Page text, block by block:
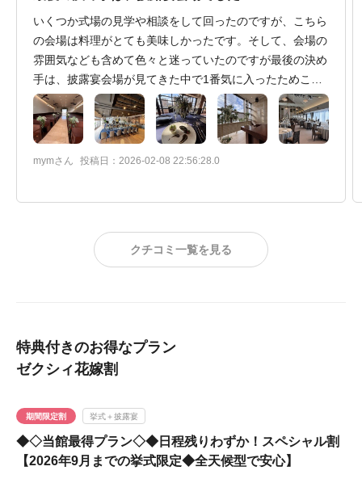
いくつか式場の見学や相談をして回ったのですが、こちら
の会場は料理がとても美味しかったです。そして、会場の
雰囲気なども含めて色々と迷っていたのですが最後の決め
手は、披露宴会場が見てきた中で1番気に入ったためこち
らで決めました。また、スタッフの方々もご丁寧に対応い
ただきました。費用面のご相談も親身に聞いてくださいま
した。その他の事についても相談しやすい雰囲気でもあり
良かったです。今回、挙式と披露宴をするにあたり、「食
かったためおすすめしたいと思いました。
mymさん 投稿日：2026-02-08 22:56:28.0
クチコミ一覧を見る
特典付きのお得なプラン
ゼクシィ花嫁割
期間限定割 挙式＋披露宴
◆◇当館最得プラン◇◆日程残りわずか！スペシャル割
【2026年9月までの挙式限定◆全天候型で安心】